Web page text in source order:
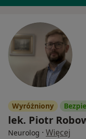
Wyróżniony
lek. Piotr
Neurolog · Więcej